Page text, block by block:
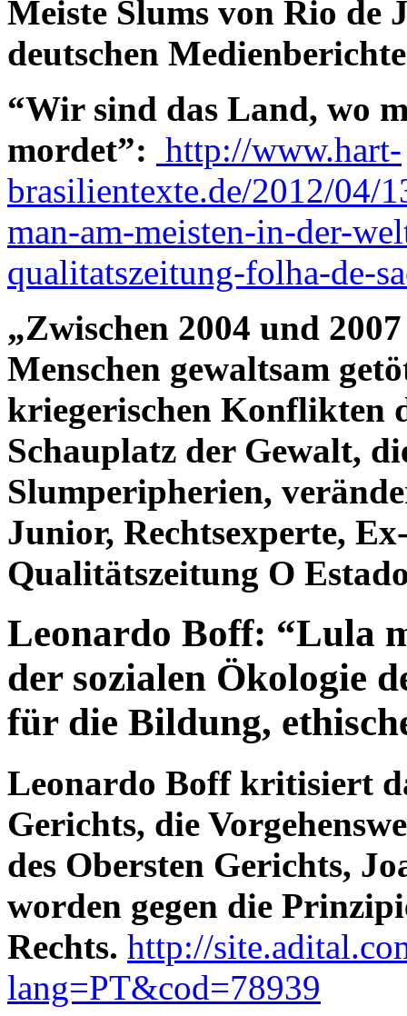
Meiste Slums von Rio de
deutschen
“Wir sind das Land, wo
mordet”: http://www.hart-
brasilientexte.de/2012/04/
man-am-meisten-in-der-
qualitatszeitung-folha-de-
„Zwischen 2004 und
Menschen gewaltsam
kriegerischen Konflikten
Schauplatz der Gewalt,
Slumperipherien,
Junior, Rechtsexperte,
Qualitätszeitung O
Leonardo Boff: “Lula
der sozialen Ökologie
für die Bildung,
Leonardo Boff kritisiert
Gerichts, die
des Obersten Gerichts,
worden gegen die
Rechts. http://
lang=PT&cod=78939